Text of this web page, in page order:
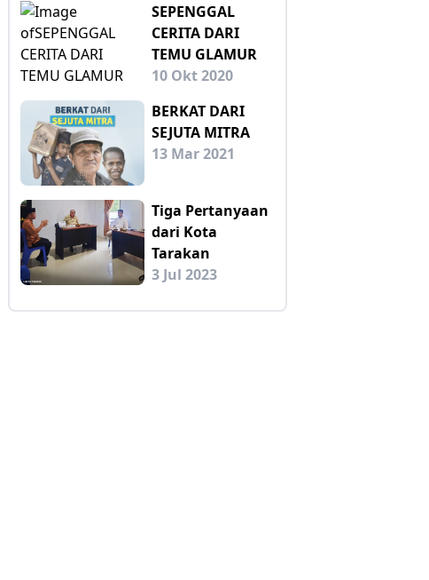
SEPENGGAL
CERITA DARI
TEMU GLAMUR
10 Okt 2020
BERKAT DARI
SEJUTA MITRA
13 Mar 2021
Tiga Pertanyaan
dari Kota
Tarakan
3 Jul 2023